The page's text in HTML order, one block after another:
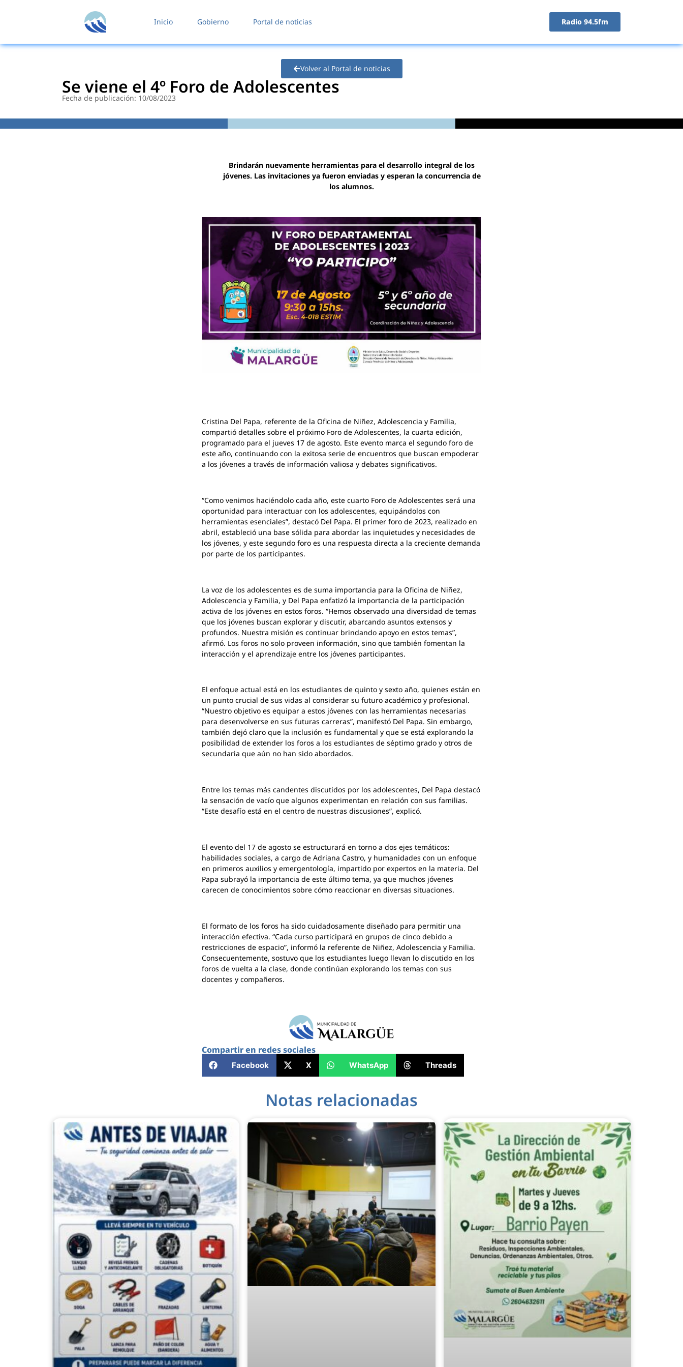
Inicio Gobierno Portal de noticias Radio 94.5fm
Volver al Portal de noticias
Se viene el 4º Foro de Adolescentes
Fecha de publicación: 10/08/2023
Brindarán nuevamente herramientas para el desarrollo integral de los
jóvenes. Las invitaciones ya fueron enviadas y esperan la concurrencia de
los alumnos.
Cristina Del Papa, referente de la Oficina de Niñez, Adolescencia y Familia,
compartió detalles sobre el próximo Foro de Adolescentes, la cuarta edición,
programado para el jueves 17 de agosto. Este evento marca el segundo foro de
este año, continuando con la exitosa serie de encuentros que buscan empoderar
a los jóvenes a través de información valiosa y debates significativos.
“Como venimos haciéndolo cada año, este cuarto Foro de Adolescentes será una
oportunidad para interactuar con los adolescentes, equipándolos con
herramientas esenciales”, destacó Del Papa. El primer foro de 2023, realizado en
abril, estableció una base sólida para abordar las inquietudes y necesidades de
los jóvenes, y este segundo foro es una respuesta directa a la creciente demanda
por parte de los participantes.
La voz de los adolescentes es de suma importancia para la Oficina de Niñez,
Adolescencia y Familia, y Del Papa enfatizó la importancia de la participación
activa de los jóvenes en estos foros. “Hemos observado una diversidad de temas
que los jóvenes buscan explorar y discutir, abarcando asuntos extensos y
profundos. Nuestra misión es continuar brindando apoyo en estos temas”,
afirmó. Los foros no solo proveen información, sino que también fomentan la
interacción y el aprendizaje entre los jóvenes participantes.
El enfoque actual está en los estudiantes de quinto y sexto año, quienes están en
un punto crucial de sus vidas al considerar su futuro académico y profesional.
“Nuestro objetivo es equipar a estos jóvenes con las herramientas necesarias
para desenvolverse en sus futuras carreras”, manifestó Del Papa. Sin embargo,
también dejó claro que la inclusión es fundamental y que se está explorando la
posibilidad de extender los foros a los estudiantes de séptimo grado y otros de
secundaria que aún no han sido abordados.
Entre los temas más candentes discutidos por los adolescentes, Del Papa destacó
la sensación de vacío que algunos experimentan en relación con sus familias.
“Este desafío está en el centro de nuestras discusiones”, explicó.
El evento del 17 de agosto se estructurará en torno a dos ejes temáticos:
habilidades sociales, a cargo de Adriana Castro, y humanidades con un enfoque
en primeros auxilios y emergentología, impartido por expertos en la materia. Del
Papa subrayó la importancia de este último tema, ya que muchos jóvenes
carecen de conocimientos sobre cómo reaccionar en diversas situaciones.
El formato de los foros ha sido cuidadosamente diseñado para permitir una
interacción efectiva. “Cada curso participará en grupos de cinco debido a
restricciones de espacio”, informó la referente de Niñez, Adolescencia y Familia.
Consecuentemente, sostuvo que los estudiantes luego llevan lo discutido en los
foros de vuelta a la clase, donde continúan explorando los temas con sus
docentes y compañeros.
Compartir en redes sociales
Facebook X WhatsApp Threads
Notas relacionadas